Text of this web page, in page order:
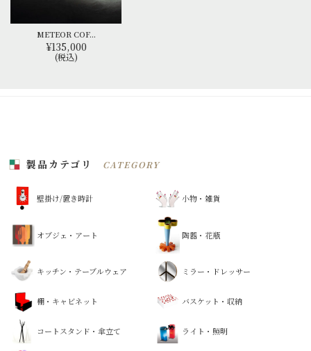
METEOR COF...
¥135,000
(税込)
製品カテゴリ CATEGORY
壁掛け/置き時計 小物・雑貨
オブジェ・アート 陶器・花瓶
キッチン・テーブルウェア ミラー・ドレッサー
棚・キャビネット バスケット・収納
コートスタンド・傘立て ライト・照明